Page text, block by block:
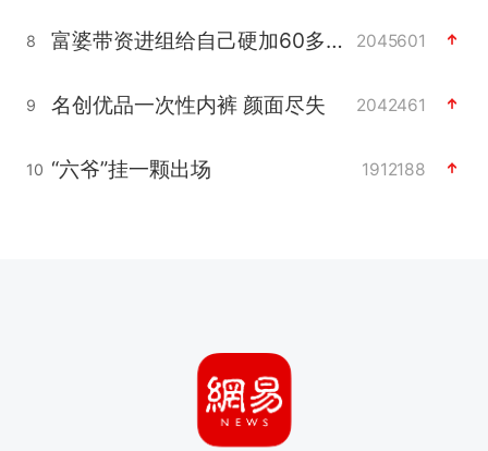
8 富婆带资进组给自己硬加60多场吻戏 2045601
9 名创优品一次性内裤 颜面尽失 2042461
10 “六爷”挂一颗出场 1912188